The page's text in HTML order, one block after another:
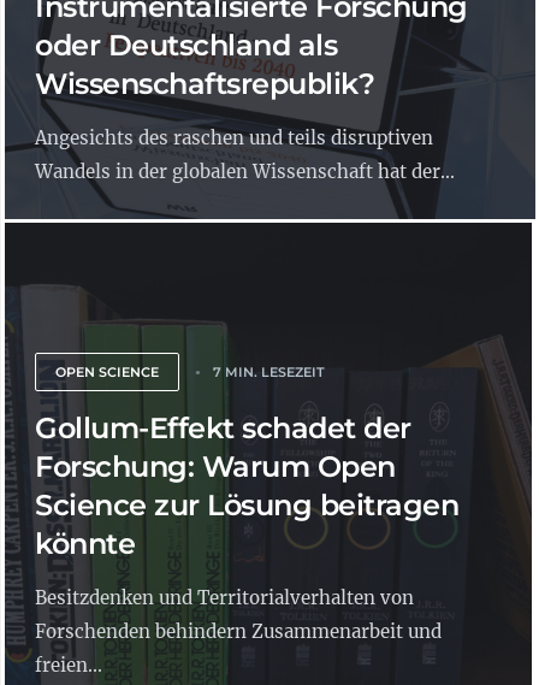
oder Deutschland als
Wissenschaftsrepublik?
Angesichts des raschen und teils disruptiven
Wandels in der globalen Wissenschaft hat der...
OPEN SCIENCE 7 MIN. LESEZEIT
Gollum-Effekt schadet der
Forschung: Warum Open
Science zur Lösung beitragen
könnte
Besitzdenken und Territorialverhalten von
Forschenden behindern Zusammenarbeit und
freien...